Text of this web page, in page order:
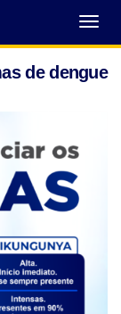
Abrir
Menu
de dengue